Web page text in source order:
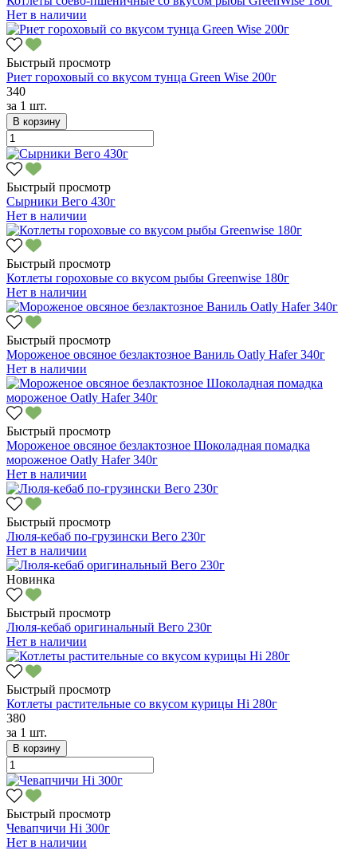
Нет в наличии
Быстрый просмотр
Риет гороховый со вкусом тунца Green Wise 200г
340
за 1 шт.
В корзину
Быстрый просмотр
Сырники Вего 430г
Нет в наличии
Быстрый просмотр
Котлеты гороховые со вкусом рыбы Greenwise 180г
Нет в наличии
Быстрый просмотр
Мороженое овсяное безлактозное Ваниль Oatly Hafer 340г
Нет в наличии
Быстрый просмотр
Мороженое овсяное безлактозное Шоколадная помадка
мороженое Oatly Hafer 340г
Нет в наличии
Быстрый просмотр
Люля-кебаб по-грузински Вего 230г
Нет в наличии
Новинка
Быстрый просмотр
Люля-кебаб оригинальный Вего 230г
Нет в наличии
Быстрый просмотр
Котлеты растительные со вкусом курицы Hi 280г
380
за 1 шт.
В корзину
Быстрый просмотр
Чевапчичи Hi 300г
Нет в наличии